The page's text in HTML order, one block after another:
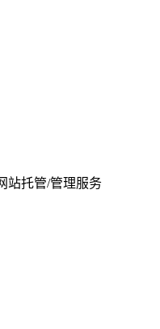
站托管/管理服务